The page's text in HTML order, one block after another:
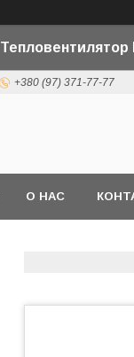
Тепловентилятор
+380 (97) 371-77-77
О НАС